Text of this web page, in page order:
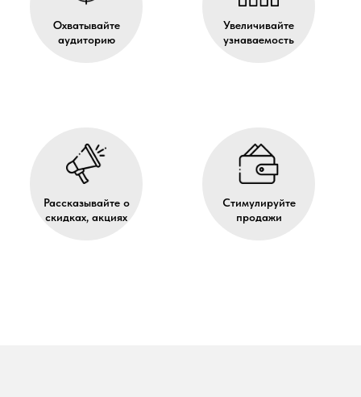
Охватывайте
аудиторию
Увеличивайте
узнаваемость
Рассказывайте о
скидках, акциях
Стимулируйте
продажи